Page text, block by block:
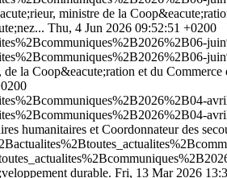
ministre de la
Thu, 4 Jun 2026 09:52:51 +0200
la Coop&eacute;ration et du
humanitaires et Coordonnateur des
durable. Fri, 13 Mar 2026